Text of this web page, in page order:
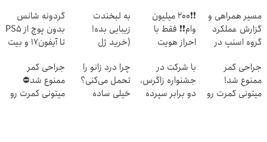
مسیر همراهی و
گزارش عملکرد
گروه اسنپ در
❗❗200 میلیون
وام❗❗ فقط با
احراز هویت
به لبخندت
زیبایی بده!
(خرید ژل
دندان
با40%تخفیف)
گردونه شانس
بدون پوچ از PS5
تا آیفون17 و بیت
جراحی کمر
ممنوع شد!
میتونی کمرت رو
با شرکت در
جشنواره زاگرس،
دو برابر سپرده
چرا درد زانو را
تحمل می‌کنی؟
خیلی ساده
جراحی کمر
ممنوع شد⛔
میتونی کمرت رو